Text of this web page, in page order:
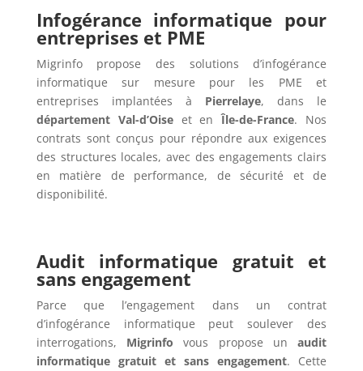
Infogérance informatique pour
entreprises et PME
Migrinfo propose des solutions d’infogérance
informatique sur mesure pour les PME et
entreprises implantées à Pierrelaye, dans le
département Val-d’Oiseet enÎle-de-France. Nos
contrats sont conçus pour répondre aux exigences
des structures locales, avec des engagements clairs
en matière de performance, de sécurité et de
disponibilité.
Audit informatique gratuit et
sans engagement
Parce que l’engagement dans un contrat
d’infogérance informatique peut soulever des
interrogations, Migrinfovous propose unaudit
informatique gratuit et sans engagement. Cette